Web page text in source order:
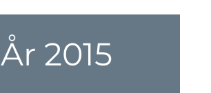
År 2015